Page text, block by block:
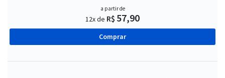
a partir de
12x de R$ 57,90
Comprar